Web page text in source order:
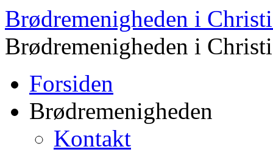
Brødremenigheden i
Brødremenigheden i
Forsiden
Brødremenigheden
Kontakt